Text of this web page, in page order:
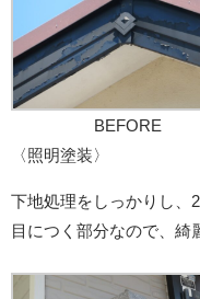
BEFORE
〈照明塗装〉
下地処理をしっかりし、
目につく部分なので、綺